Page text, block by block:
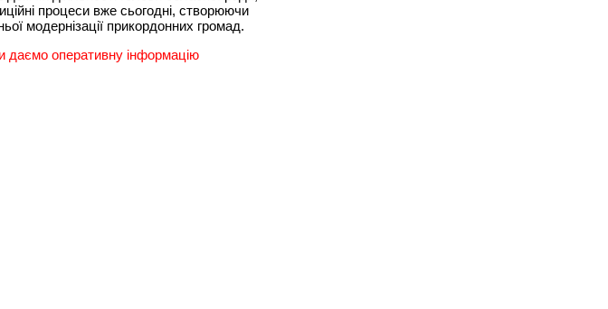
процеси вже сьогодні, створюючи
модернізації прикордонних громад.
оперативну інформацію